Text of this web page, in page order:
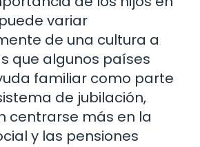
variar
de una cultura a
que algunos países
familiar como parte
de jubilación,
centrarse más en la
y las pensiones